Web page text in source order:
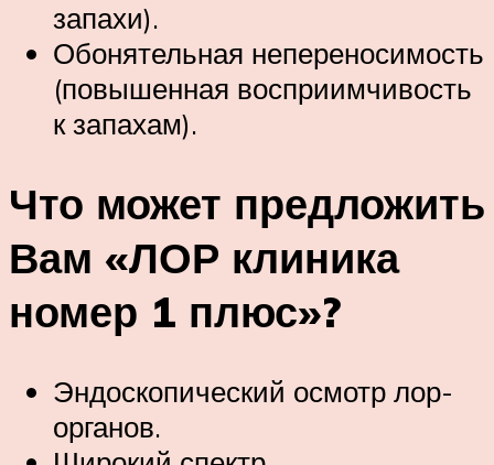
запахи).
Обонятельная непереносимость
(повышенная восприимчивость
к запахам).
Что может предложить
Вам «ЛОР клиника
номер 1 плюс»?
Эндоскопический осмотр лор-
органов.